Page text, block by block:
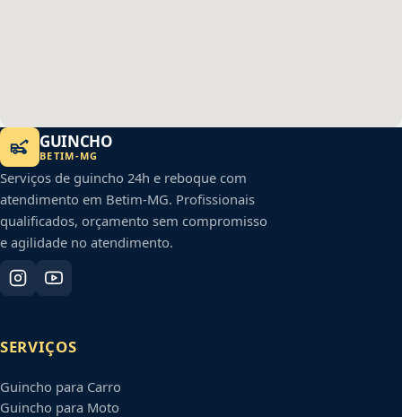
GUINCHO
BETIM-MG
Serviços de guincho 24h e reboque com
atendimento em Betim-MG. Profissionais
qualificados, orçamento sem compromisso
e agilidade no atendimento.
SERVIÇOS
Guincho para Carro
Guincho para Moto